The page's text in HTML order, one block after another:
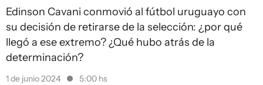
Edinson Cavani conmovió al fútbol uruguayo con
su decisión de retirarse de la selección: ¿por qué
llegó a ese extremo? ¿Qué hubo atrás de la
determinación?
1 de junio 2024 5:00 hs